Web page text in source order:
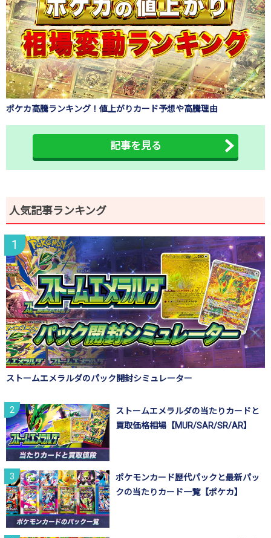
ポケカ高騰ランキング！値上がりカード予想や高騰理由
記事を見る
人気記事ランキング
ストームエメラルダのパック開封シミュレーター
ストームエメラルダの当たりカードと
買取価格相場【MUR/SAR/SR/AR】
ポケモンカード歴代パックと最新パッ
クの当たりカード一覧【ポケカ】